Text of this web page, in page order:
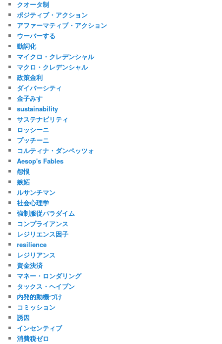
クオータ制
ポジティブ・アクション
アファーマティブ・アクション
ウーバーする
動詞化
マイクロ・クレデンシャル
マクロ・クレデンシャル
政策金利
ダイバーシティ
金子みすゞ
sustainability
サステナビリティ
ロッシーニ
プッチーニ
コルティナ・ダンペッツォ
Aesop's Fables
怨恨
嫉妬
ルサンチマン
社会心理学
強制服従パラダイム
コンプライアンス
レジリエンス因子
resilience
レジリアンス
資金決済
マネー・ロンダリング
タックス・ヘイブン
内発的動機づけ
コミッション
誘因
インセンティブ
消費税ゼロ